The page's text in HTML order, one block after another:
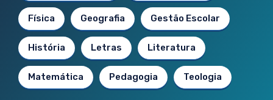
Física Geografia Gestão Escolar
História Letras Literatura
Matemática Pedagogia Teologia